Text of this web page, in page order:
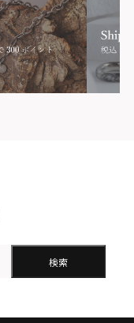
検索